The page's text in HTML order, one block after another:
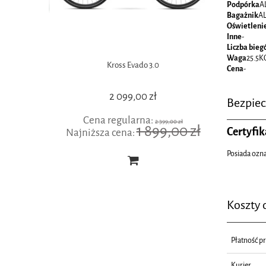
Kross Evado 3.0
2 099,00 zł
Cena regularna: 2 399,00 zł
Najniższa cena:1 899,00 zł
Podpórka
Bagażnik
Inne-
Liczba
Waga
Cena-
Posiada
Koszty
Płatność